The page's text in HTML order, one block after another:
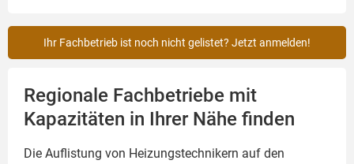
Ihr Fachbetrieb ist noch nicht gelistet? Jetzt anmelden!
Regionale Fachbetriebe mit
Kapazitäten in Ihrer Nähe finden
Die Auflistung von Heizungstechnikern auf den